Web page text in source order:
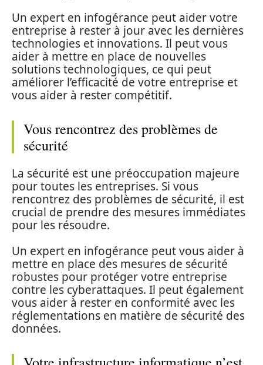
Un expert en infogérance peut aider votre
entreprise à rester à jour avec les dernières
technologies et innovations. Il peut vous
aider à mettre en place de nouvelles
solutions technologiques, ce qui peut
améliorer l’efficacité de votre entreprise et
vous aider à rester compétitif.
Vous rencontrez des problèmes de
sécurité
La sécurité est une préoccupation majeure
pour toutes les entreprises. Si vous
rencontrez des problèmes de sécurité, il est
crucial de prendre des mesures immédiates
pour les résoudre.
Un expert en infogérance peut vous aider à
mettre en place des mesures de sécurité
robustes pour protéger votre entreprise
contre les cyberattaques. Il peut également
vous aider à rester en conformité avec les
réglementations en matière de sécurité des
données.